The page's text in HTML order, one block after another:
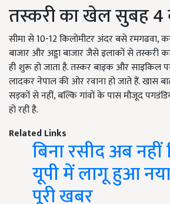
तस्करी का खेल सुबह
सीमा से 10-12 किलोमीटर अंदर बसे रमगढवा,
बाजार और अड्डा बाजार जैसे इलाकों से
ही शुरू हो जाता है. तस्कर बाइक और साइकिल
लादकर नेपाल की ओर रवाना हो जाते हैं. खास
सड़कों से नहीं, बल्कि गांवों के पास मौजूद
हो रही है.
Related Links
बिना रसीद अब
यूपी में लागू हुआ
पूरी खबर